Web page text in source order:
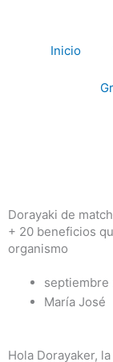
contenidoInicio
Dorayaki de
+ 20 beneficios
organismo
septiembre
María José
Hola Dorayaker, la